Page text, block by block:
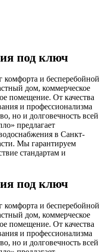
под ключ
и бесперебойной
дом, коммерческое
помещение. От качества
и профессионализма
но и долговечность всей
предлагает
в Санкт-
Мы гарантируем
стандартам и
под ключ
и бесперебойной
дом, коммерческое
помещение. От качества
и профессионализма
но и долговечность всей